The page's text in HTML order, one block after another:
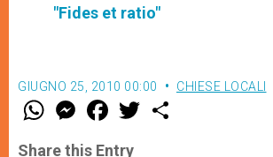
"Fides et ratio"
GIUGNO 25, 2010 00:00 CHIESE LOCALI
W
t
M
e
s
F
a
e
w
Share this Entry